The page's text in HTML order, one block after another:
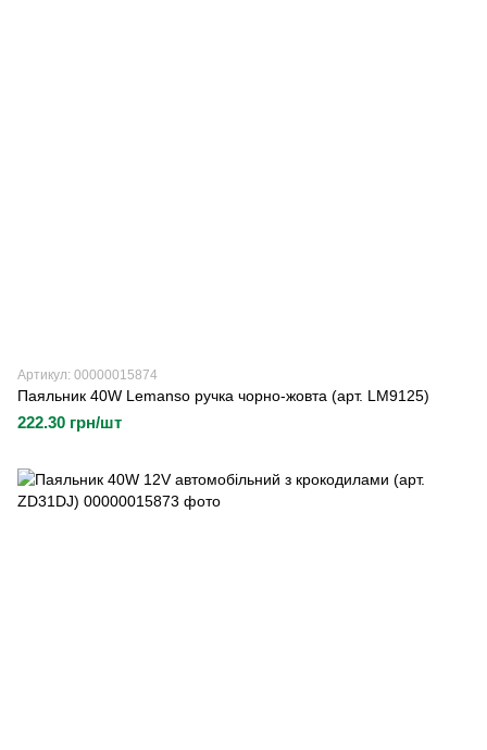
Артикул: 00000015874
Паяльник 40W Lemanso ручка чорно-жовта (арт. LM9125)
222.30 грн/шт